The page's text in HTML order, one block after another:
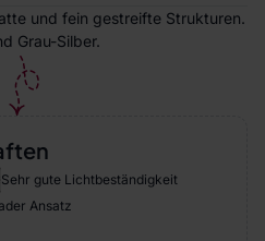
und fein gestreifte Strukturen.
Grau-Silber.
Sehr gute Lichtbeständigkeit
Ansatz